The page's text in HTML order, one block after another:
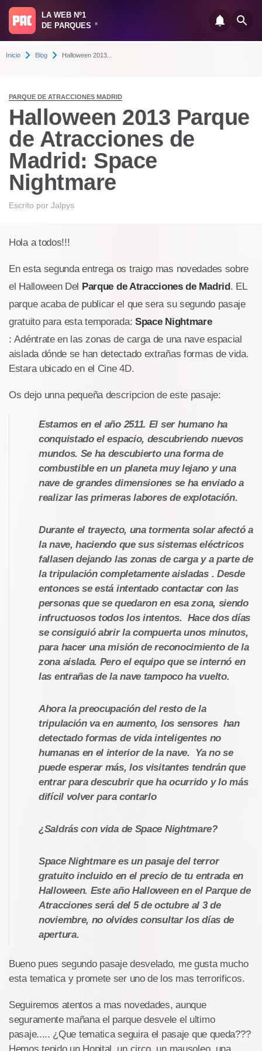
LA WEB Nº1
DE PARQUES
®
Inicio Blog Halloween 2013...
PARQUE DE ATRACCIONES MADRID
Halloween 2013 Parque
de Atracciones de
Madrid: Space
Nightmare
Escrito por Jalpys
Hola a todos!!!
En esta segunda entrega os traigo mas novedades sobre
el Halloween Del Parque de Atracciones de Madrid. EL
parque acaba de publicar el que sera su segundo pasaje
gratuito para esta temporada: Space Nightmare
: Adéntrate en las zonas de carga de una nave espacial
aislada dónde se han detectado extrañas formas de vida.
Estara ubicado en el Cine 4D.
Os dejo unna pequeña descripcion de este pasaje:
Estamos en el año 2511. El ser humano ha
conquistado el espacio, descubriendo nuevos
mundos. Se ha descubierto una forma de
combustible en un planeta muy lejano y una
nave de grandes dimensiones se ha enviado a
realizar las primeras labores de explotación.
Durante el trayecto, una tormenta solar afectó a
la nave, haciendo que sus sistemas eléctricos
fallasen dejando las zonas de carga y a parte de
la tripulación completamente aisladas . Desde
entonces se está intentado contactar con las
personas que se quedaron en esa zona, siendo
infructuosos todos los intentos. Hace dos días
se consiguió abrir la compuerta unos minutos,
para hacer una misión de reconocimiento de la
zona aislada. Pero el equipo que se internó en
las entrañas de la nave tampoco ha vuelto.
Ahora la preocupación del resto de la
tripulación va en aumento, los sensores han
detectado formas de vida inteligentes no
humanas en el interior de la nave. Ya no se
puede esperar más, los visitantes tendrán que
entrar para descubrir que ha ocurrido y lo más
difícil volver para contarlo
¿Saldrás con vida de Space Nightmare?
Space Nightmare es un pasaje del terror
gratuito incluido en el precio de tu entrada en
Halloween. Este año Halloween en el Parque de
Atracciones será del 5 de octubre al 3 de
noviembre, no olvides consultar los días de
apertura.
Bueno pues segundo pasaje desvelado, me gusta mucho
esta tematica y promete ser uno de los mas terrorificos.
Seguiremos atentos a mas novedades, aunque
seguramente mañana el parque desvele el ultimo
pasaje..... ¿Que tematica seguira el pasaje que queda???